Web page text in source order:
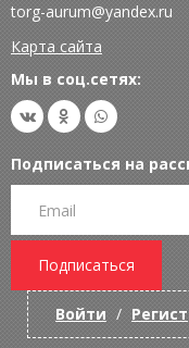
torg-aurum@yandex.ru
Карта сайта
Мы в соц.сетях:
Подписаться на
Подписаться
Войти /